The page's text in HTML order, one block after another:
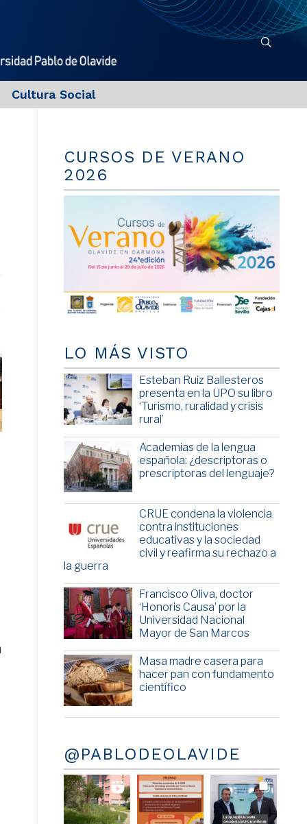
Cultura Social
CURSOS DE VERANO
2026
LO MÁS VISTO
Esteban Ruiz Ballesteros
presenta en la UPO su libro
‘Turismo, ruralidad y crisis
rural’
Academias de la lengua
española: ¿descriptoras o
prescriptoras del lenguaje?
CRUE condena la violencia
contra instituciones
educativas y la sociedad
civil y reafirma su rechazo a
la guerra
Francisco Oliva, doctor
‘Honoris Causa’ por la
Universidad Nacional
Mayor de San Marcos
Masa madre casera para
hacer pan con fundamento
científico
@PABLODEOLAVIDE